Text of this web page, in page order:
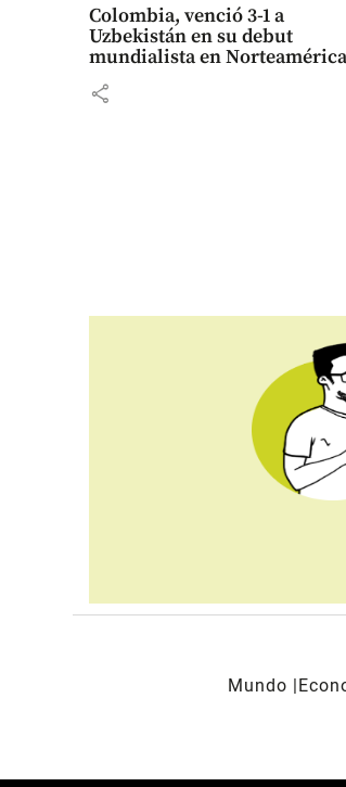
Colombia, venció 3-1 a
Uzbekistán en su debut
mundialista en Norteamérica
share
Mundo